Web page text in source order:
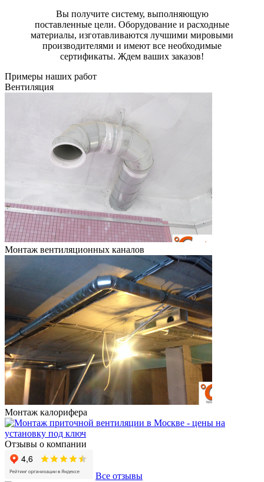
Вы получите систему, выполняющую
поставленные цели. Оборудование и расходные
материалы, изготавливаются лучшими мировыми
производителями и имеют все необходимые
сертификаты. Ждем ваших заказов!
Примеры наших работ
Вентиляция
Монтаж вентиляционных каналов
Монтаж калорифера
Отзывы о компании
Все отзывы